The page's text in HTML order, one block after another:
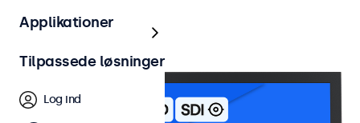
Applikationer
Tilpassede løsninger
Log ind